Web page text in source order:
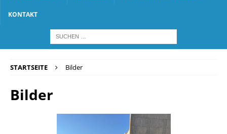
KONTAKT
STARTSEITE Bilder
Bilder